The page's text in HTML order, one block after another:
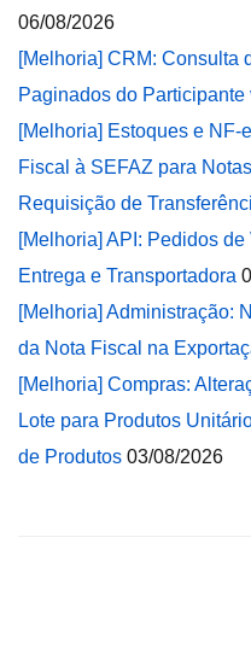
06/08/2026
[Melhoria] CRM: Consulta
Paginados do Participante
[Melhoria] Estoques e NF-
Fiscal à SEFAZ para
Requisição de
[Melhoria] API: Pedidos
Entrega e Transportadora
[Melhoria] Administração:
da Nota Fiscal na
[Melhoria] Compras:
Lote para Produtos
de Produtos 03/08/2026